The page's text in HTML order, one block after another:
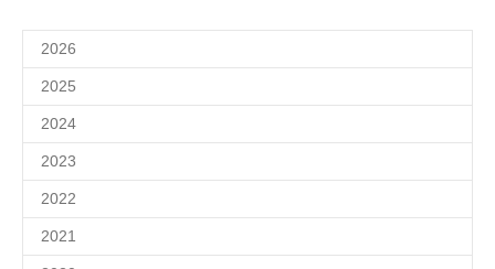
2026
2025
2024
2023
2022
2021